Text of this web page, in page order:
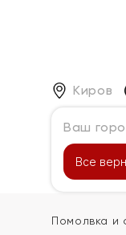
Киров
Ваш
Все
Помолвка и